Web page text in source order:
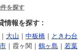
を探す
情報を探す :
｜ 大山 ｜ 中板橋 ｜ ときわ台
｜霞ヶ関｜ 鶴ヶ島 ｜ 若葉